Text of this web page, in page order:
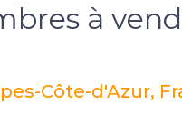
à
Côte-d'Azur,